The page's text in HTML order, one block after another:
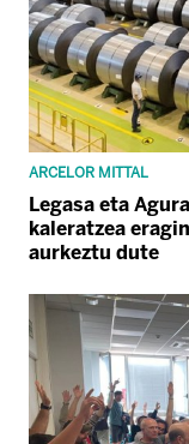
ARCELOR MITTAL
Legasa eta
kaleratzea
aurkeztu dute